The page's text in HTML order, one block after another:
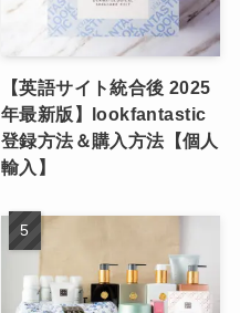
【英語サイト統合後 2025
年最新版】lookfantastic
登録方法＆購入方法【個人
輸入】